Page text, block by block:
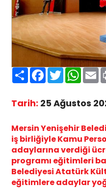
PaylaşFacebook
Twitter
Tarih: 25 Ağustos
Mersin Yenişehir
iş birliğiyle Kamu
adaylarına verdiği
programı eğitimleri
Belediyesi Atatürk
eğitimlere adaylar